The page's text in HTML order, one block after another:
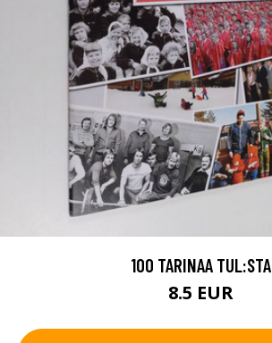
100 TARINAA TUL:STA
8.5 EUR